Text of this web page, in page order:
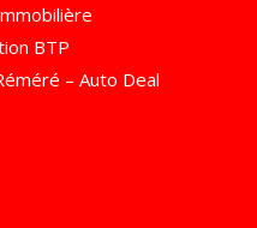
BTP
– Auto Deal